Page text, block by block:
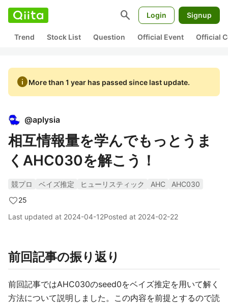
search Login Signup
Trend Stock List Question Official Event Official
infoMore than 1 year has passed since last update.
@aplysia
相互情報量を学んでもっとうま
くAHC030を解こう！
競プロ ベイズ推定 ヒューリスティック AHC
AHC030
25
Last updated at 2024-04-12Posted at 2024-02-22
前回記事の振り返り
前回記事ではAHC030のseed0をベイズ推定を用いて解く
方法について説明しました。この内容を前提とするので読